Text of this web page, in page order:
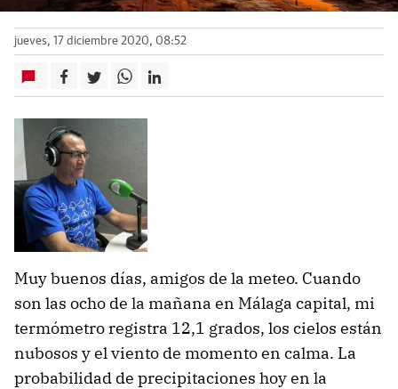
jueves, 17 diciembre 2020, 08:52
Muy buenos días, amigos de la meteo. Cuando
son las ocho de la mañana en Málaga capital, mi
termómetro registra 12,1 grados, los cielos están
nubosos y el viento de momento en calma. La
probabilidad de precipitaciones hoy en la